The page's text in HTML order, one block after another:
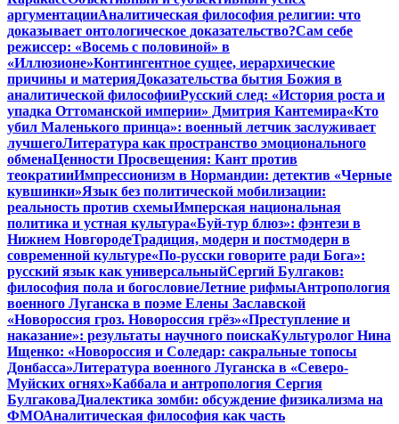
аргументацииАналитическая философия религии: что
доказывает онтологическое доказательство?Сам себе
режиссер: «Восемь с половиной» в
«Иллюзионе»Контингентное сущее, иерархические
причины и материяДоказательства бытия Божия в
аналитической философииРусский след: «История роста и
упадка Оттоманской империи» Дмитрия Кантемира«Кто
убил Маленького принца»: военный летчик заслуживает
лучшегоЛитература как пространство эмоционального
обменаЦенности Просвещения: Кант против
теократииИмпрессионизм в Нормандии: детектив «Черные
кувшинки»Язык без политической мобилизации:
реальность против схемыИмперская национальная
политика и устная культура«Буй-тур блюз»: фэнтези в
Нижнем НовгородеТрадиция, модерн и постмодерн в
современной культуре«По-русски говорите ради Бога»:
русский язык как универсальныйСергий Булгаков:
философия пола и богословиеЛетние рифмыАнтропология
военного Луганска в поэме Елены Заславской
«Новороссия гроз. Новороссия грёз»«Преступление и
наказание»: результаты научного поискаКультуролог Нина
Ищенко: «Новороссия и Соледар: сакральные топосы
Донбасса»Литература военного Луганска в «Северо-
Муйских огнях»Каббала и антропология Сергия
БулгаковаДиалектика зомби: обсуждение физикализма на
ФМОАналитическая философия как часть